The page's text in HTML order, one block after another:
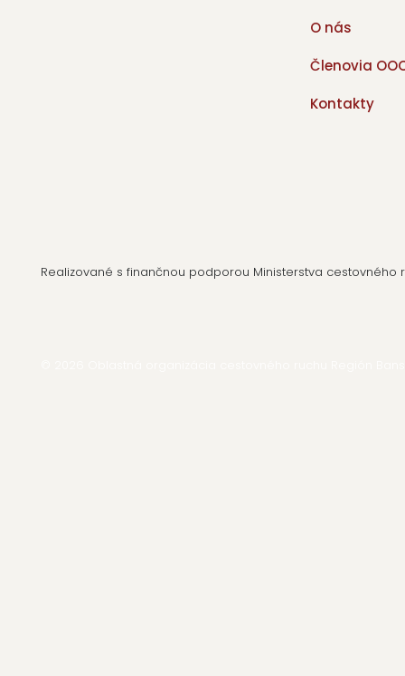
O nás
Členovia
Kontakty
Realizované s finančnou podporou Ministerstva cestovného